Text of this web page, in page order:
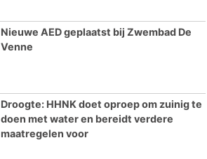
Nieuwe AED geplaatst bij Zwembad De
Venne
Droogte: HHNK doet oproep om zuinig te
doen met water en bereidt verdere
maatregelen voor